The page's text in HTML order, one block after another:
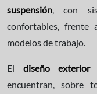
suspensión, con
confortables, frente
modelos de trabajo.
El diseño exterior
encuentran, sobre